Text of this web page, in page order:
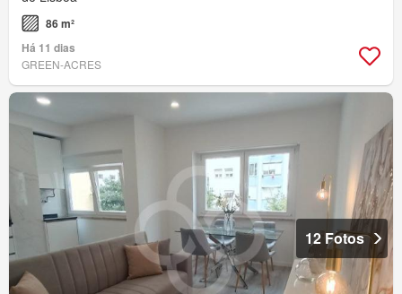
86 m²
Há 11 dias
GREEN-ACRES
12 Fotos